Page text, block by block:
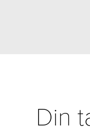
Din